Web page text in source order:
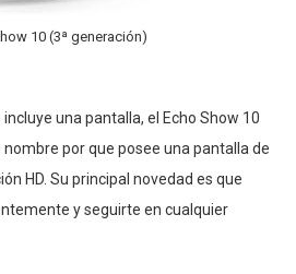
10 (3ª generación)
incluye una pantalla, el Echo Show 10
nombre por que posee una pantalla de
HD. Su principal novedad es que
y seguirte en cualquier